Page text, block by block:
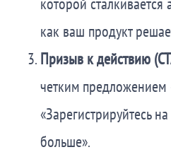
как ваш продукт
Призыв к действию
четким предложением
«Зарегистрируйтесь
больше».